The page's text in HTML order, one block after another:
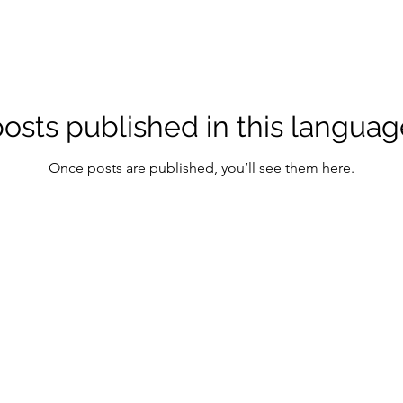
published in this
Once posts are published, you’ll see them here.